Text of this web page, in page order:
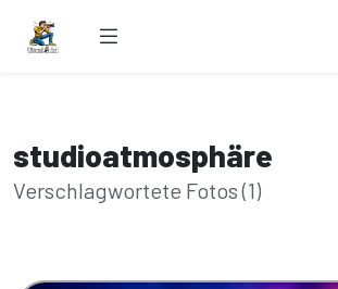
studioatmosphäre
Verschlagwortete Fotos (1)